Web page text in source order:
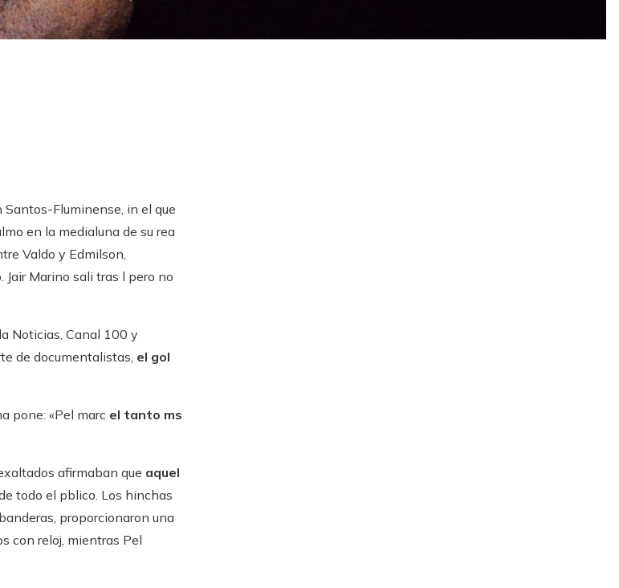
Fluminense, in el que
en la medialuna de su rea
Valdo y Edmilson,
Marino sali tras l pero no
Noticias, Canal 100 y
de documentalistas, el gol
pone: «Pel marc el tanto ms
afirmaban que aquel
todo el pblico. Los hinchas
proporcionaron una
con reloj, mientras Pel